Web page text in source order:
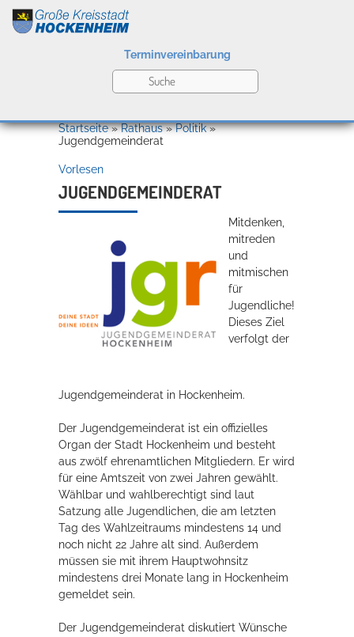
Kultur
Bildung
Wirtschaft
Service
Terminvereinbarung
Willkommen in Hockenheim
Konzerte, Tagungen und vieles mehr
Die Stadthalle Hockenheim bietet den perfekten Standort für Events
mehr dazu...
Startseite»Rathaus»Politik»
Jugendgemeinderat
Vorlesen
JUGENDGEMEINDERAT
Mitdenken,
mitreden
und
mitmischen
für
Jugendliche!
Dieses Ziel
verfolgt der
Jugendgemeinderat in Hockenheim.
Der Jugendgemeinderat ist ein offizielles
Organ der Stadt Hockenheim und besteht
aus zwölf ehrenamtlichen Mitgliedern. Er wird
für eine Amtszeit von zwei Jahren gewählt.
Wählbar und wahlberechtigt sind laut
Satzung alle Jugendlichen, die am letzten
Tag des Wahlzeitraums mindestens 14 und
noch nicht 22 Jahre alt sind. Außerdem
müssen sie mit ihrem Hauptwohnsitz
mindestens drei Monate lang in Hockenheim
gemeldet sein.
Der Jugendgemeinderat diskutiert Wünsche